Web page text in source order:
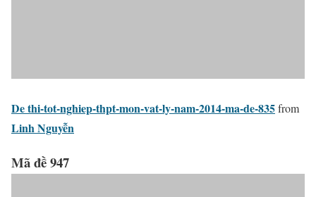
De thi-tot-nghiep-thpt-mon-vat-ly-nam-2014-ma-de-835from
Linh Nguyễn
Mã đề 947